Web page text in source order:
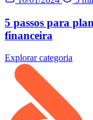
5 passos para
financeira
Explorar categoria